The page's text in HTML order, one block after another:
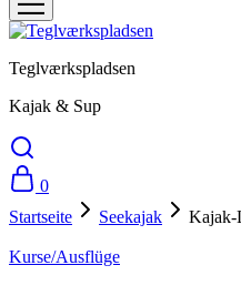
Teglværkspladsen
Kajak & Sup
0
Startseite
Seekajak Kajak-
Kurse/Ausflüge